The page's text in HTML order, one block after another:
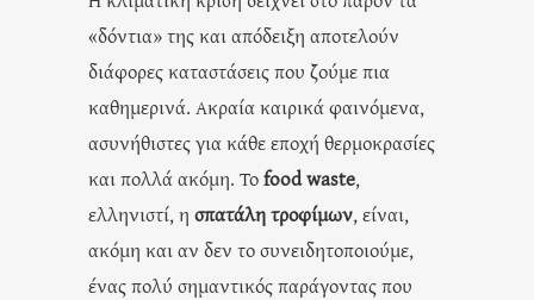
«δόντια» της και απόδειξη αποτελούν
διάφορες καταστάσεις που ζούμε πια
καθημερινά. Ακραία καιρικά φαινόμενα,
ασυνήθιστες για κάθε εποχή θερμοκρασίες
και πολλά ακόμη. Τοfood waste,
ελληνιστί, η σπατάλη τροφίμων, είναι,
ακόμη και αν δεν το συνειδητοποιούμε,
ένας πολύ σημαντικός παράγοντας που